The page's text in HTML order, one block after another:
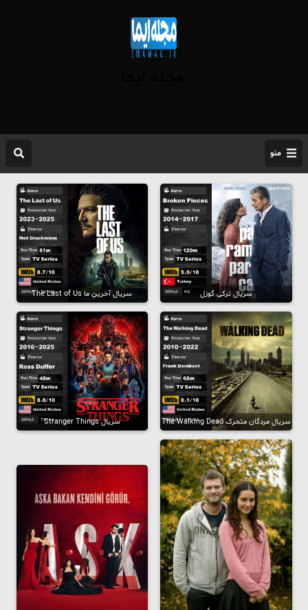
منو
سریال ترکی گوزل سریال آخرینِ ما The Last of Us
سریال مردگان متحرک The Walking Dead سریال Stranger Things